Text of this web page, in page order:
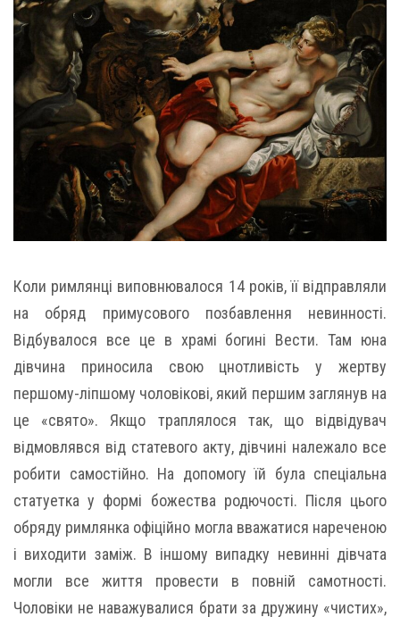
Коли римлянці виповнювалося 14 років, її відправляли
на обряд примусового позбавлення невинності.
Відбувалося все це в храмі богині Вести. Там юна
дівчина приносила свою цнотливість у жертву
першому-ліпшому чоловікові, який першим заглянув на
це «свято». Якщо траплялося так, що відвідувач
відмовлявся від статевого акту, дівчині належало все
робити самостійно. На допомогу їй була спеціальна
статуетка у формі божества родючості. Після цього
обряду римлянка офіційно могла вважатися нареченою
і виходити заміж. В іншому випадку невинні дівчата
могли все життя провести в повній самотності.
Чоловіки не наважувалися брати за дружину «чистих»,